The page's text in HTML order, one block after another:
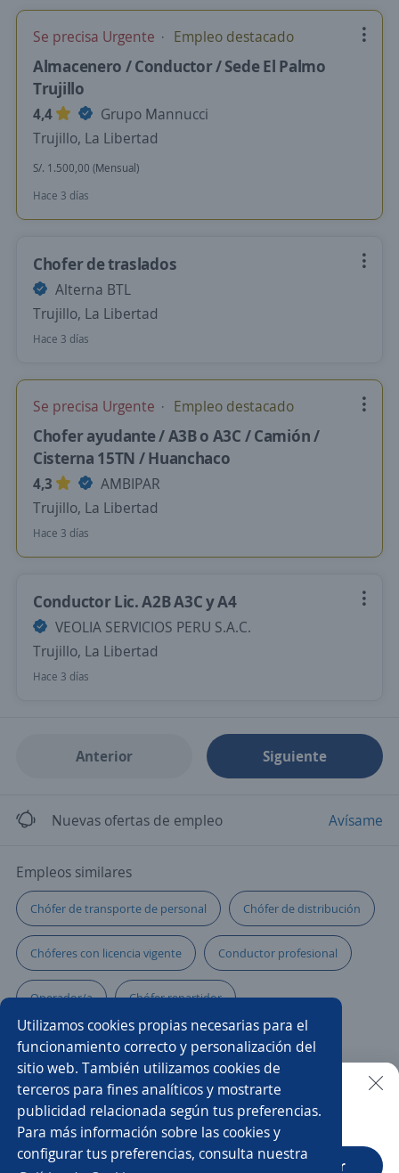
Se precisa Urgente Empleo destacado
Almacenero / Conductor / Sede El Palmo
Trujillo
4,4
Grupo Mannucci
Trujillo, La Libertad
S/. 1.500,00 (Mensual)
Hace 3 días
Chofer de traslados
Alterna BTL
Trujillo, La Libertad
Hace 3 días
Se precisa Urgente Empleo destacado
Chofer ayudante / A3B o A3C / Camión /
Cisterna 15TN / Huanchaco
4,3
AMBIPAR
Trujillo, La Libertad
Hace 3 días
Conductor Lic. A2B A3C y A4
VEOLIA SERVICIOS PERU S.A.C.
Trujillo, La Libertad
Hace 3 días
Anterior Siguiente
Nuevas ofertas de empleo Avísame
Empleos similares
Chófer de transporte de personal Chófer de distribución
Chóferes con licencia vigente Conductor profesional
Operador/a Chófer repartidor
Conductor comercial Chófer de almacén
Conductores/as Chóferes licencia federal
Conductor/a de ambulancia
Buscar es más fácil en la app
CT App Abrir
Utilizamos cookies propias necesarias para el
funcionamiento correcto y personalización del
sitio web. También utilizamos cookies de
terceros para fines analíticos y mostrarte
publicidad relacionada según tus preferencias.
Para más información sobre las cookies y
configurar tus preferencias, consulta nuestra